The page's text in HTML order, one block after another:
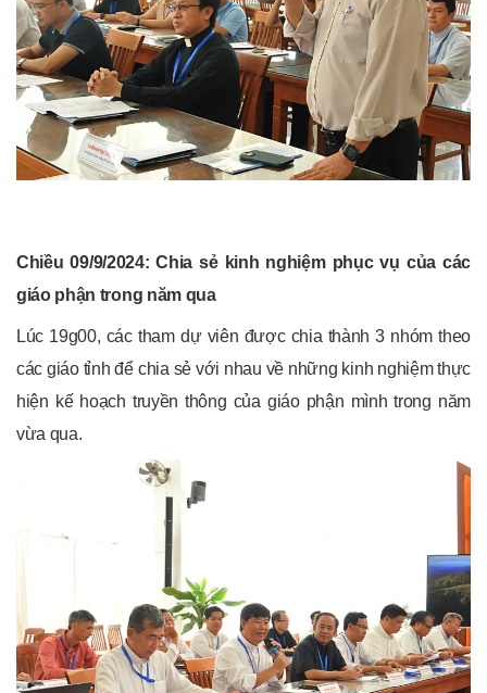
Chiều 09/9/2024: Chia sẻ kinh nghiệm phục vụ của các
giáo phận trong năm qua
Lúc 19g00, các tham dự viên được chia thành 3 nhóm theo
các giáo tỉnh để chia sẻ với nhau về những kinh nghiệm thực
hiện kế hoạch truyền thông của giáo phận mình trong năm
vừa qua.